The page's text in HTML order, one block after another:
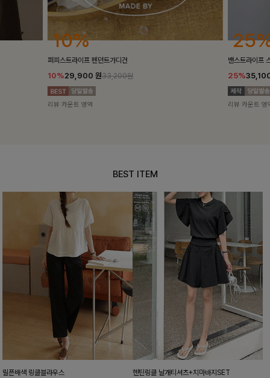
25%
밴스트라이프 스트링원피스
25%35,100 원46,800원
리뷰 카운트 영역
10%
[5천장돌파/
10%
리뷰 카운트 영
BEST ITEM
릴픈배색 링클블라우스 헨틴링클 날개티셔츠+치마바지SET